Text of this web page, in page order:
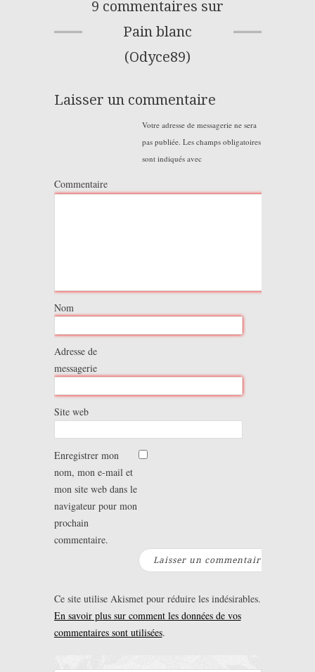
9 commentaires sur
Pain blanc
(Odyce89)
Laisser un commentaire
Votre adresse de messagerie ne sera
pas publiée. Les champs obligatoires
sont indiqués avec
Commentaire
Nom
Adresse de
messagerie
Site web
Enregistrer mon
nom, mon e-mail et
mon site web dans le
navigateur pour mon
prochain
commentaire.
Ce site utilise Akismet pour réduire les indésirables.
En savoir plus sur comment les données de vos
commentaires sont utilisées.